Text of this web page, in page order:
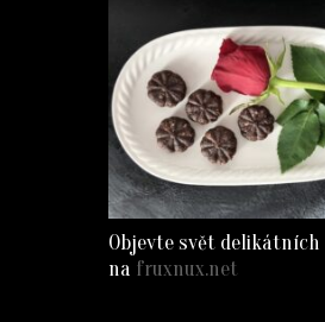
Objevte svět
na fruxnux.net